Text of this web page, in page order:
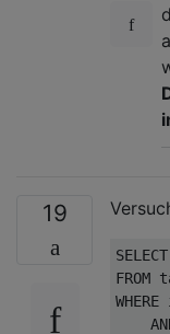
19
SELECT
FROM
WHERE